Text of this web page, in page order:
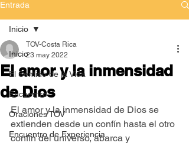
Entrada
Inicio
El Sentido de la Vida
Encuentro
Oraciones TOV
Encuentro de Experiencia
Inicio
El amor y la inmensidad
de Dios
TOV-Costa Rica
23 may 2022
El amor y la inmensidad de Dios se
extienden desde un confín hasta el otro
confín del universo, abarca y